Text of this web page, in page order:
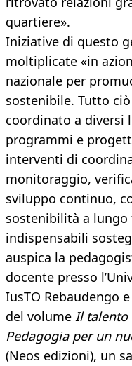
quartiere».
Iniziative di questo
moltiplicate «in
nazionale per
sostenibile. Tutto
coordinato a diversi
programmi e
interventi di
monitoraggio,
sviluppo continuo,
sostenibilità a
indispensabili
auspica la
docente presso
IusTO Rebaudengo
del volume Il talento
Pedagogia per un
(Neos edizioni), un